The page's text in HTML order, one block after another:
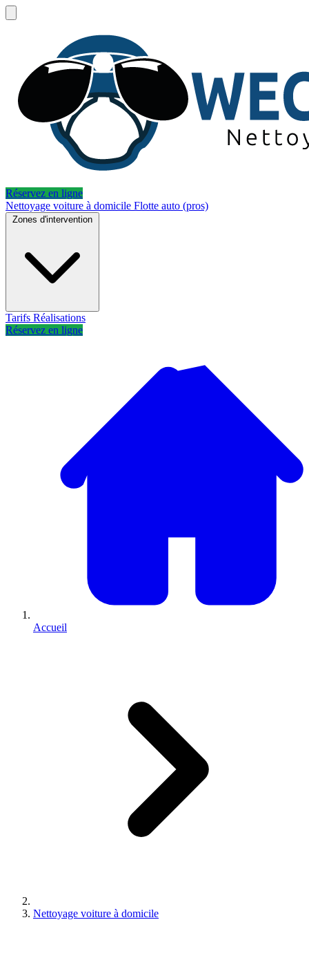
Réservez en ligne
Nettoyage voiture à domicile Flotte auto (pros)
Zones d'intervention
Tarifs Réalisations
Réservez en ligne
Accueil
Nettoyage voiture à domicile